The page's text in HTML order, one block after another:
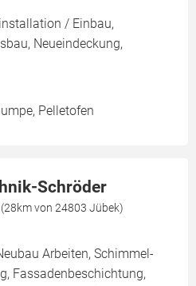
/ Einbau,
Neueindeckung,
Pelletofen
Schröder
von 24803 Jübek)
Arbeiten, Schimmel-
Fassadenbeschichtung,